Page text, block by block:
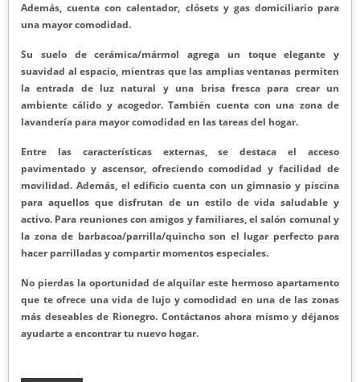
Además, cuenta con calentador, clósets y gas domiciliario para
una mayor comodidad.
Su suelo de cerámica/mármol agrega un toque elegante y
suavidad al espacio, mientras que las amplias ventanas permiten
la entrada de luz natural y una brisa fresca para crear un
ambiente cálido y acogedor. También cuenta con una zona de
lavandería para mayor comodidad en las tareas del hogar.
Entre las características externas, se destaca el acceso
pavimentado y ascensor, ofreciendo comodidad y facilidad de
movilidad. Además, el edificio cuenta con un gimnasio y piscina
para aquellos que disfrutan de un estilo de vida saludable y
activo. Para reuniones con amigos y familiares, el salón comunal y
la zona de barbacoa/parrilla/quincho son el lugar perfecto para
hacer parrilladas y compartir momentos especiales.
No pierdas la oportunidad de alquilar este hermoso apartamento
que te ofrece una vida de lujo y comodidad en una de las zonas
más deseables de Rionegro. Contáctanos ahora mismo y déjanos
ayudarte a encontrar tu nuevo hogar.